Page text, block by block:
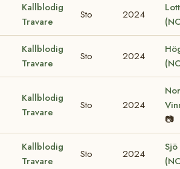
Kallblodig
Travare
Sto 2024
Kallblodig
Travare
Sto 2024
Kallblodig
Travare
Sto 2024
📷
Kallblodig
Travare
Sto 2024